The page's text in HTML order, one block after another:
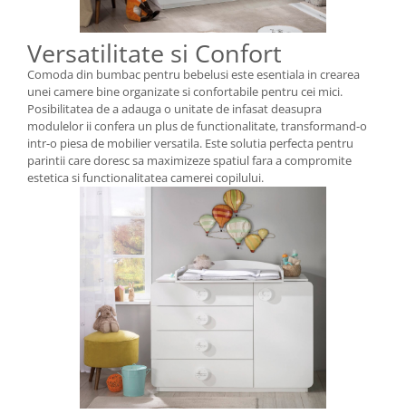
Versatilitate si Confort
Comoda din bumbac pentru bebelusi este esentiala in crearea
unei camere bine organizate si confortabile pentru cei mici.
Posibilitatea de a adauga o unitate de infasat deasupra
modulelor ii confera un plus de functionalitate, transformand-o
intr-o piesa de mobilier versatila. Este solutia perfecta pentru
parintii care doresc sa maximizeze spatiul fara a compromite
estetica si functionalitatea camerei copilului.